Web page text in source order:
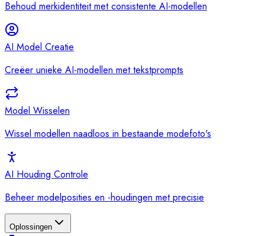
Behoud merkidentiteit met consistente AI-modellen
AI Model Creatie
Creëer unieke AI-modellen met tekstprompts
Model Wisselen
Wissel modellen naadloos in bestaande modefoto's
AI Houding Controle
Beheer modelposities en -houdingen met precisie
Oplossingen